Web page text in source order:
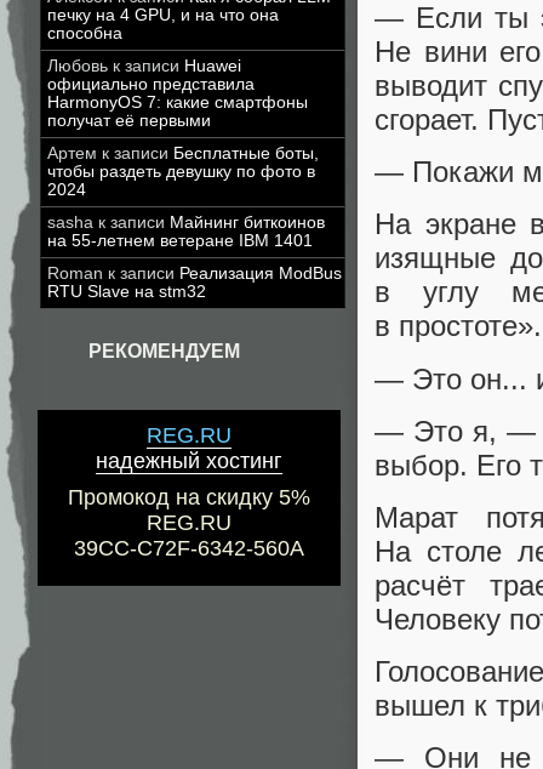
печку на 4 GPU, и на что она
способна
Любовь к записи Huawei
официально представила
HarmonyOS 7: какие смартфоны
получат её первыми
Артем к записи Бесплатные боты,
чтобы раздеть девушку по фото в
2024
sasha к записи Майнинг биткоинов
на 55-летнем ветеране IBM 1401
Roman к записи Реализация ModBus
RTU Slave на stm32
РЕКОМЕНДУЕМ
REG.RU
надежный хостинг
Промокод на скидку 5%
REG.RU
39CC-C72F-6342-560A
— Если ты
Не вини
выводит
сгорает.
— Покажи
На экране
изящные
в углу
в простоте».
— Это он...
— Это я, —
выбор. Его
Марат
На столе
расчёт
Человеку
вышел к
— Они не